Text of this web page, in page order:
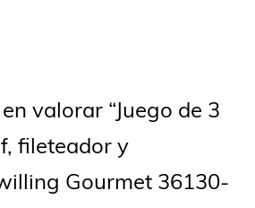
valorar “Juego de 3
fileteador y
Gourmet 36130-